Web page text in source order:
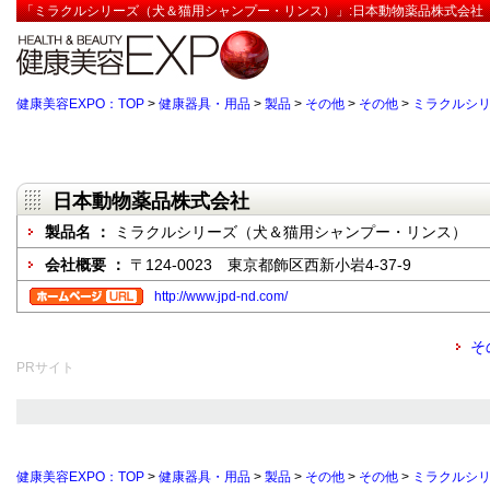
「ミラクルシリーズ（犬＆猫用シャンプー・リンス）」:日本動物薬品株式会社
健康美容EXPO：TOP > 健康器具・用品 > 製品 > その他 > その他 > ミラクルシ
日本動物薬品株式会社
製品名 ：
ミラクルシリーズ（犬＆猫用シャンプー・リンス）
会社概要 ： 〒124-0023 東京都飾区西新小岩4-37-9
http://www.jpd-nd.com/
そ
PRサイト
健康美容EXPO：TOP > 健康器具・用品 > 製品 > その他 > その他 > ミラクルシ